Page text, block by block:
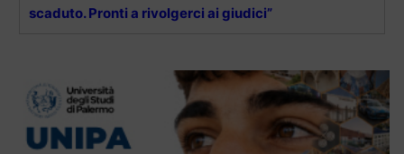
scaduto. Pronti a rivolgerci ai giudici”